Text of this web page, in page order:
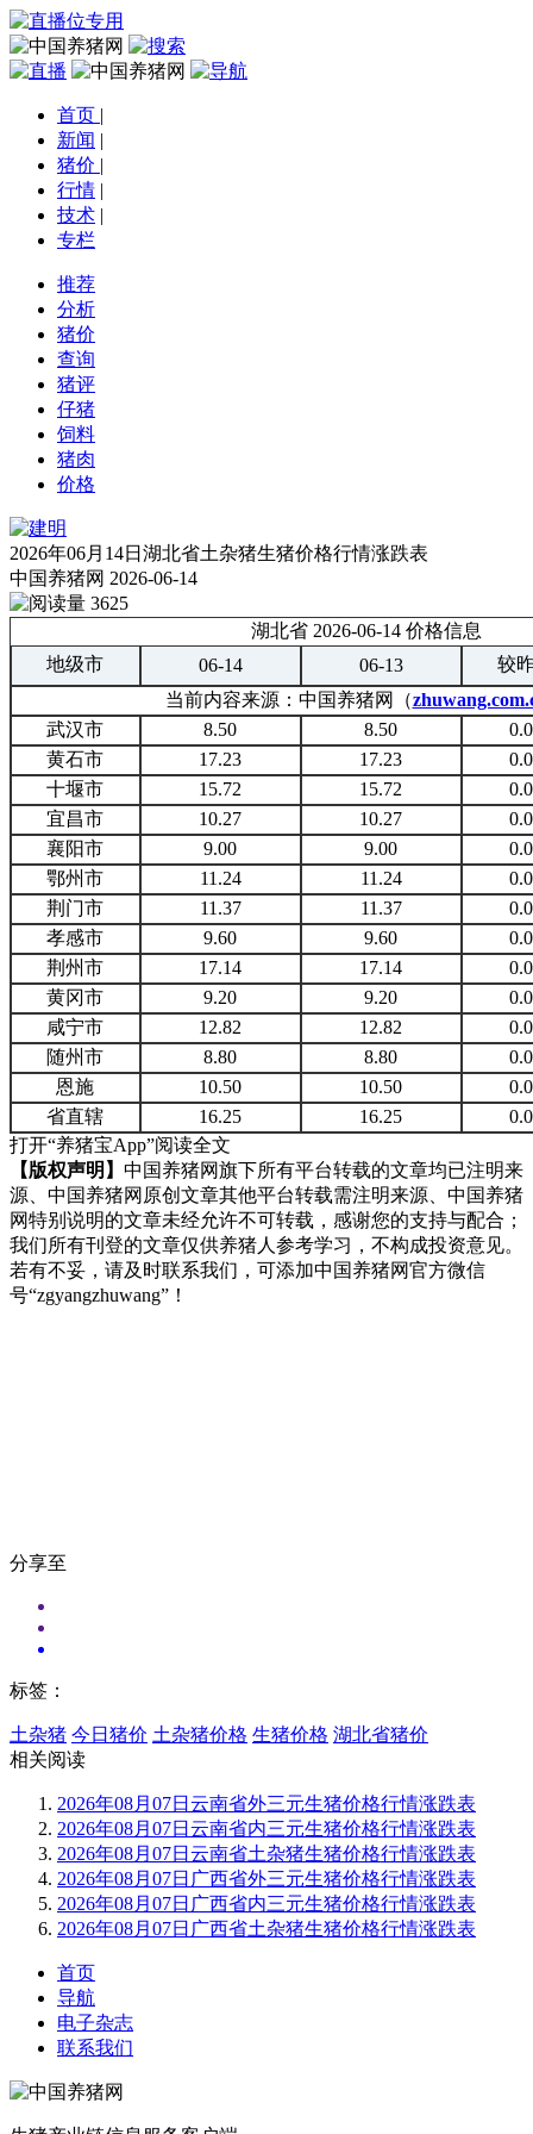
首页 |
新闻 |
猪价 |
行情 |
技术 |
专栏
推荐
分析
猪价
查询
猪评
仔猪
饲料
猪肉
价格
2026年06月14日湖北省土杂猪生猪价格行情涨跌表
中国养猪网 2026-06-14
3625
湖北省 2026-06-14 价格信息
地级市
06-14 06-13
较
当前内容来源：中国养猪网（
武汉市
8.50 8.50
黄石市
17.23 17.23
十堰市
15.72 15.72
宜昌市
10.27 10.27
襄阳市
9.00 9.00
鄂州市
11.24 11.24
荆门市
11.37 11.37
孝感市
9.60 9.60
荆州市
17.14 17.14
黄冈市
9.20 9.20
咸宁市
12.82 12.82
随州市
8.80 8.80
恩施
10.50 10.50
省直辖
16.25 16.25
打开“养猪宝App”阅读全文
【版权声明】 中国养猪网旗下所有平台转载的文章均已注明来
源、中国养猪网原创文章其他平台转载需注明来源、中国养猪
网特别说明的文章未经允许不可转载，感谢您的支持与配合；
我们所有刊登的文章仅供养猪人参考学习，不构成投资意见。
若有不妥，请及时联系我们，可添加中国养猪网官方微信
号“zgyangzhuwang”！
分享至
标签：
土杂猪 今日猪价 土杂猪价格 生猪价格 湖北省猪价
相关阅读
2026年08月07日云南省外三元生猪价格行情涨跌表
2026年08月07日云南省内三元生猪价格行情涨跌表
2026年08月07日云南省土杂猪生猪价格行情涨跌表
2026年08月07日广西省外三元生猪价格行情涨跌表
2026年08月07日广西省内三元生猪价格行情涨跌表
2026年08月07日广西省土杂猪生猪价格行情涨跌表
首页
导航
电子杂志
联系我们